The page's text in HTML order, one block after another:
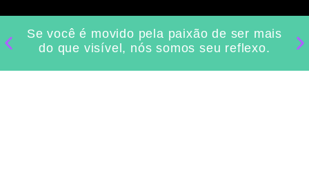
Se você é movido pela paixão de ser mais
do que visível, nós somos seu reflexo.